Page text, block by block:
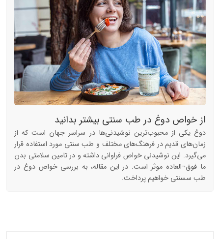
از خواص دوغ در طب سنتی بیشتر بدانید
دوغ یکی از محبوب‌ترین نوشیدنی‌ها در سراسر جهان است که از
زمان‌های قدیم در فرهنگ‌های مختلف و طب سنتی مورد استفاده قرار
می‌گیرد. این نوشیدنی خواص فراوانی داشته و در تامین سلامتی بدن
ما فوق¬العاده موثر است. در این مقاله، به بررسی خواص دوغ در
طب سسنتی خواهیم پرداخت.